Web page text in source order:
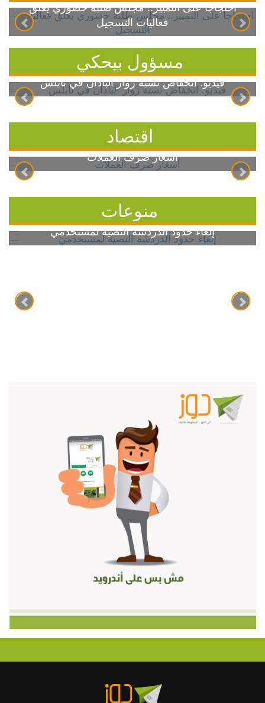
احتجاجاً على التمييز.. مجلس طلبة خضوري يعلق
فعاليات التسجيل
مسؤول بيحكي
فيديو: انخفاض نسبة زوار الباذان في نابلس
اقتصاد
أسعار صرف العملات
منوعات
إلغاء حدود الدردشة النصية لمستخدمي